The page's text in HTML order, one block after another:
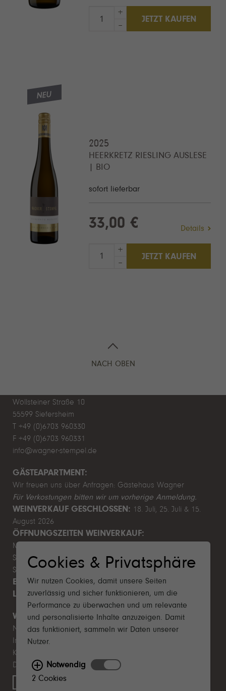
+
–
JETZT KAUFEN
NEU
2025
HEERKRETZ RIESLING AUSLESE
| BIO
sofort lieferbar
33,00 € Details
+
–
JETZT KAUFEN
NACH OBEN
Wöllsteiner Straße 10
55599 Siefersheim
T +49 (0)6703 960330
F +49 (0)6703 960331
info@wagner-stempel.de
GÄSTEAPARTMENT:
Wir freuen uns über Anfragen: Gästehaus Wagner
Für Verkostungen bitten wir um vorherige Anmeldung.
WEINVERKAUF GESCHLOSSEN: 18. Juli, 25. Juli & 15.
August 2026
ÖFFNUNGSZEITEN WEINVERKAUF:
Mo–Fr 9.00–12.00 & 13.00–17.00 Uhr
Sa 10.00–14.00 Uhr
So & Feiertage Ruhetag
BETRIEBSFERIEN SOMMER:1. August - 9. August 2026
LEITBILD NACHHALTIGKEIT 2025
WICHTIGES
Newsletter
Impressum
Kontakt
Datenschutz
Widerruf erklären
Cookies & Privatsphäre
Wir nutzen Cookies, damit unsere Seiten
zuverlässig und sicher funktionieren, um die
Performance zu überwachen und um relevante
und personalisierte Inhalte anzuzeigen. Damit
das funktioniert, sammeln wir Daten unserer
Nutzer.
Notwendig
2 Cookies